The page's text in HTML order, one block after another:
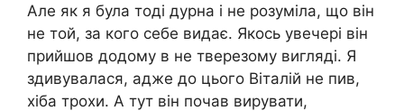
Але як я була тоді дурна і не розуміла, що він
не той, за кого себе видає. Якось увечері він
прийшов додому в не тверезому вигляді. Я
здивувалася, адже до цього Віталій не пив,
хіба трохи. А тут він почав вирувати,